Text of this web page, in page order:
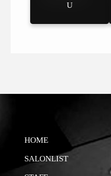
U
HOME
SALONLIST